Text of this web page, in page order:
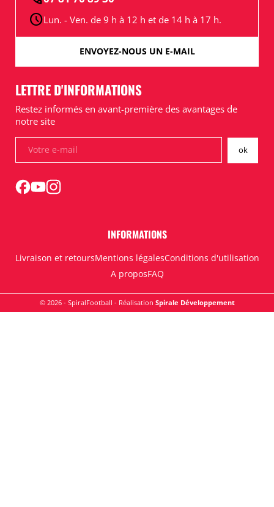
scheduleLun. - Ven. de 9 h à 12 h et de 14 h à 17 h.
ENVOYEZ-NOUS UN E-MAIL
INFORMATIONS
Livraison et retoursMentions légalesConditions d'utilisation
A proposFAQ
LETTRE D'INFORMATIONS
Restez informés en avant-première des avantages de
notre site
© 2026 - SpiralFootball - Réalisation Spirale Développement